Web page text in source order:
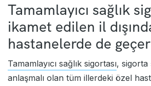
Tamamlayıcı sağlık
ikamet edilen il
hastanelerde de
Tamamlayıcı sağlık sigortası, sigorta
anlaşmalı olan tüm illerdeki özel